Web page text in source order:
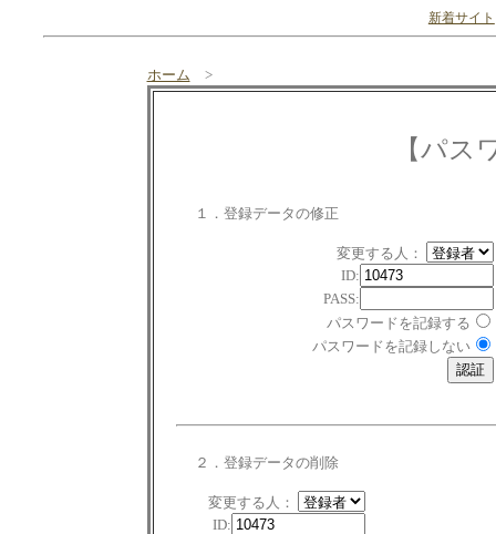
新着サイト
ホーム >
【パス
１．登録データの修正
変更する人：
ID:
PASS:
パスワードを記録する
パスワードを記録しない
２．登録データの削除
変更する人：
ID: